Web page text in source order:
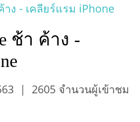
ง - เคลียร์แรม iPhone
ช้า ค้าง -
|
2605 จำนวนผู้เข้าชม